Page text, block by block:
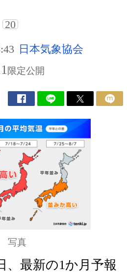
20
日本気象協会
限定公開
写真
、最新の1か月予報